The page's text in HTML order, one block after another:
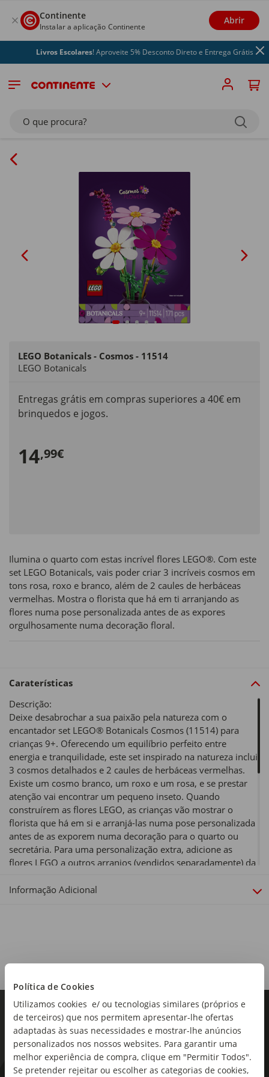
Política de Cookies
Utilizamos cookies e/ ou tecnologias similares (próprios e
de terceiros) que nos permitem apresentar-lhe ofertas
adaptadas às suas necessidades e mostrar-lhe anúncios
personalizados nos nossos websites. Para garantir uma
melhor experiência de compra, clique em "Permitir Todos".
Se pretender rejeitar ou escolher as categorias de cookies,
Continente
Instalar a aplicação Continente
Abrir
Livros Escolares! Aproveite 5% Desconto Direto e Entrega Grátis
O que procura?
LEGO Botanicals - Cosmos - 11514
LEGO Botanicals
Entregas grátis em compras superiores a 40€ em
brinquedos e jogos.
14,99€
Ilumina o quarto com estas incrível flores LEGO®. Com este
set LEGO Botanicals, vais poder criar 3 incríveis cosmos em
tons rosa, roxo e branco, além de 2 caules de herbáceas
vermelhas. Mostra o florista que há em ti arranjando as
flores numa pose personalizada antes de as expores
orgulhosamente numa decoração floral.
Caraterísticas
Descrição:
Deixe desabrochar a sua paixão pela natureza com o
encantador set LEGO® Botanicals Cosmos (11514) para
crianças 9+. Oferecendo um equilíbrio perfeito entre
energia e tranquilidade, este set inspirado na natureza inclui
3 cosmos detalhados e 2 caules de herbáceas vermelhas.
Existe um cosmo branco, um roxo e um rosa, e se prestar
atenção vai encontrar um pequeno inseto. Quando
construírem as flores LEGO, as crianças vão mostrar o
florista que há em si e arranjá-las numa pose personalizada
antes de as exporem numa decoração para o quarto ou
secretária. Para uma personalização extra, adicione as
flores LEGO a outros arranjos (vendidos separadamente) da
maiores.
171
Idade Recomendada:
+ 9 Anos
Dimensões:
14,1 x 19,1 x 4,6cm
Informação Adicional